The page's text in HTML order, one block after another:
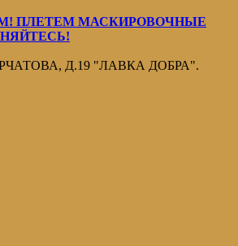
ПЛЕТЕМ МАСКИРОВОЧНЫЕ
Д.19 "ЛАВКА ДОБРА".